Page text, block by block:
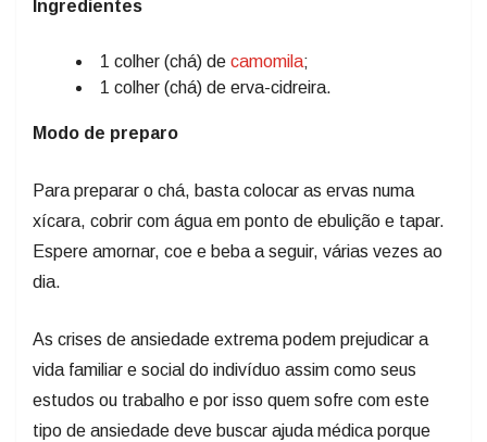
Ingredientes
1 colher (chá) de camomila;
1 colher (chá) de erva-cidreira.
Modo de preparo
Para preparar o chá, basta colocar as ervas numa
xícara, cobrir com água em ponto de ebulição e tapar.
Espere amornar, coe e beba a seguir, várias vezes ao
dia.
As crises de ansiedade extrema podem prejudicar a
vida familiar e social do indivíduo assim como seus
estudos ou trabalho e por isso quem sofre com este
tipo de ansiedade deve buscar ajuda médica porque